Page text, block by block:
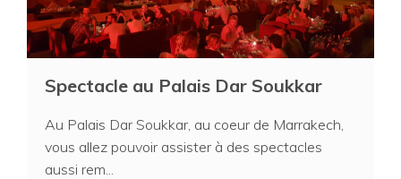
Spectacle au Palais Dar Soukkar
Au Palais Dar Soukkar, au coeur de Marrakech,
vous allez pouvoir assister à des spectacles
aussi rem...